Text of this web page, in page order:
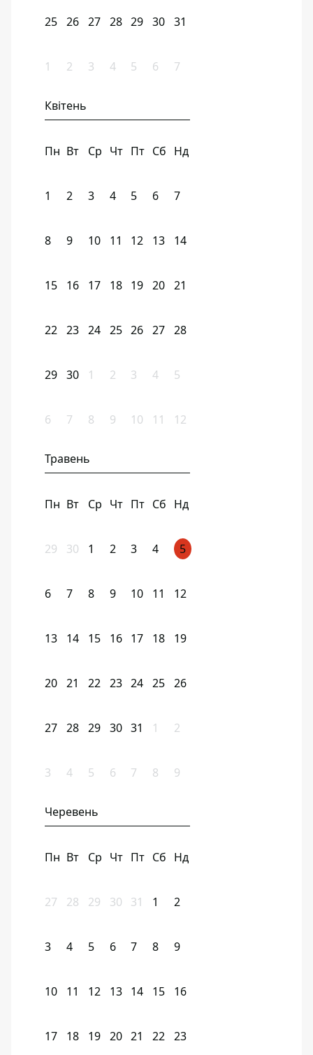
25 26 27 28 29 30 31
1 2 3 4 5 6 7
Квітень
Пн Вт Ср Чт Пт Сб Нд
1 2 3 4 5 6 7
8 9 10 11 12 13 14
15 16 17 18 19 20 21
22 23 24 25 26 27 28
29 30 1 2 3 4 5
6 7 8 9 10 11 12
Травень
Пн Вт Ср Чт Пт Сб Нд
29 30 1 2 3 4 5
6 7 8 9 10 11 12
13 14 15 16 17 18 19
20 21 22 23 24 25 26
27 28 29 30 31 1 2
3 4 5 6 7 8 9
Черевень
Пн Вт Ср Чт Пт Сб Нд
27 28 29 30 31 1 2
3 4 5 6 7 8 9
10 11 12 13 14 15 16
17 18 19 20 21 22 23